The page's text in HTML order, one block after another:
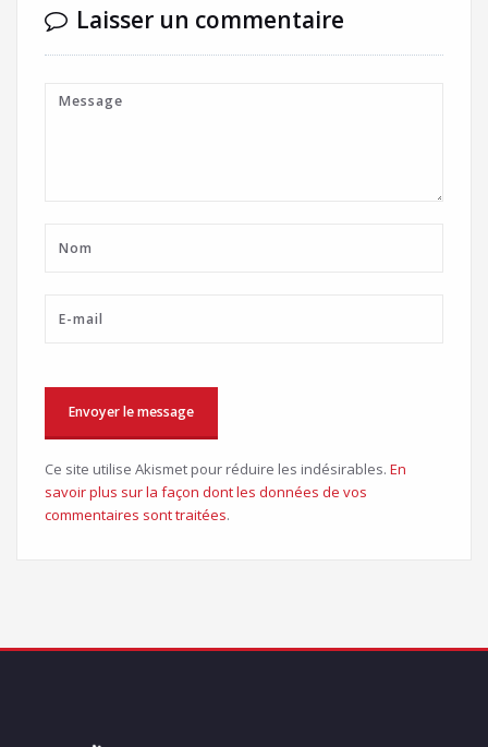
Laisser un commentaire
Ce site utilise Akismet pour réduire les indésirables. En
savoir plus sur la façon dont les données de vos
commentaires sont traitées.